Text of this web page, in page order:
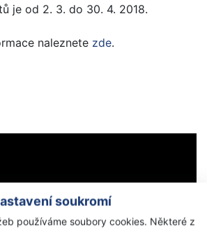
soukromí
používáme soubory cookies. Některé z
je od 2. 3. do 30. 4. 2018.
naleznete zde.